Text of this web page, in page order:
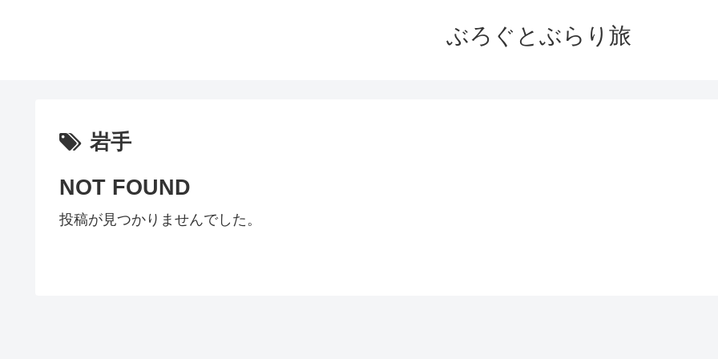
ぶろぐとぶらり旅
岩手
NOT FOUND
投稿が見つかりませんでした。